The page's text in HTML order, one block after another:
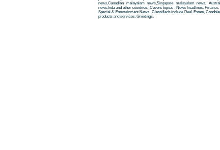
news,Canadian malayalam news,Singapore malayalam news,
news,Inda and other countries. Covers topics - News headlines,
Special & Entertainment News. Classifieds include Real Estate,
products and services, Greetings.